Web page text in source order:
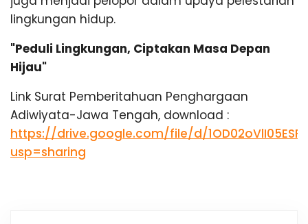
lingkungan hidup.
"Peduli Lingkungan, Ciptakan Masa Depan
Hijau"
Link Surat Pemberitahuan Penghargaan
Adiwiyata-Jawa Tengah, download :
https://drive.google.com/file/d/
usp=sharing